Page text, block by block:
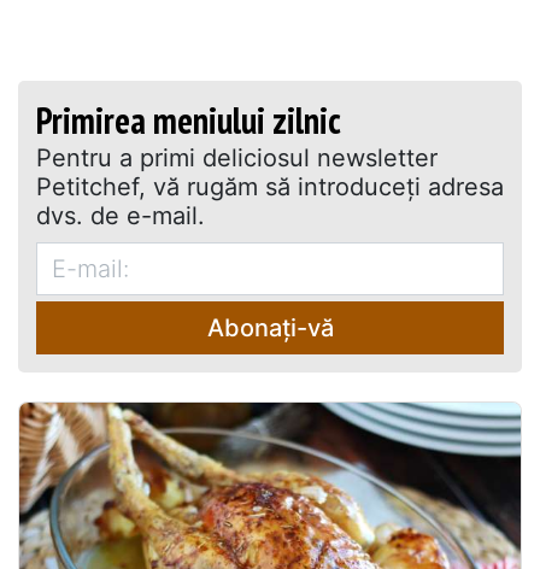
Primirea meniului zilnic
Pentru a primi deliciosul newsletter
Petitchef, vă rugăm să introduceţi adresa
dvs. de e-mail.
Abonați-vă